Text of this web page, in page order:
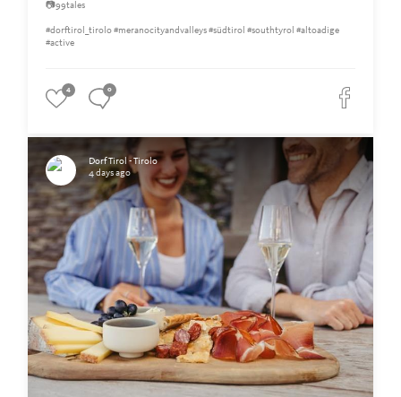
📷99tales
#dorftirol_tirolo #meranocityandvalleys #südtirol #southtyrol #altoadige
#active
4 0
Dorf Tirol - Tirolo
4 days ago